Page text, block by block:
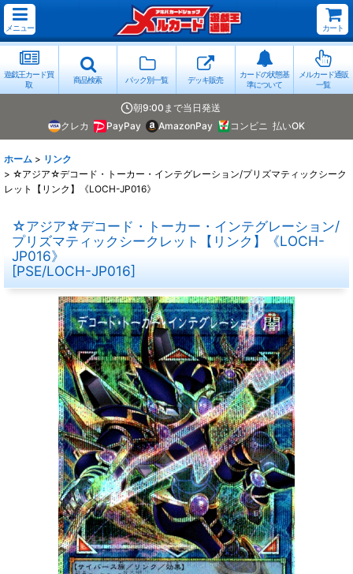
メニュー カート
遊戯王カード買
取
商品検索 パック別一覧 デッキ販売
カードの状態基
準について
メルカード通販
一覧
朝9:00まで当日発送
クレカ
PayPay AmazonPay コンビニ 払いOK
ホーム > リンク
> ☆アジア☆デコード・トーカー・インテグレーション/プリズマティックシーク
レット【リンク】《LOCH-JP016》
☆アジア☆デコード・トーカー・インテグレーション/
プリズマティックシークレット【リンク】《LOCH-
JP016》
[PSE/LOCH-JP016]